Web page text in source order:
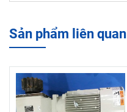
Sản phẩm liên quan